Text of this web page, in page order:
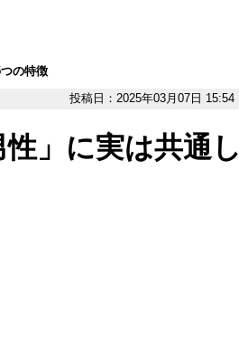
の特徴
投稿日：2025年03月07日 15:54
」に実は共通し